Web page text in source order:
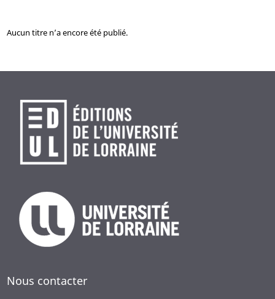
Aucun titre n’a encore été publié.
Nous contacter